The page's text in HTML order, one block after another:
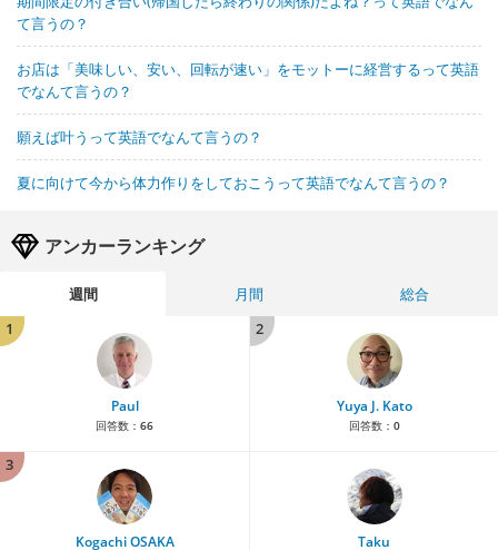
て言うの？
お店は「美味しい、安い、回転が速い」をモットーに経営するって英語
でなんて言うの？
願えば叶うって英語でなんて言うの？
夏に向けて今から体力作りをしておこうって英語でなんて言うの？
アンカーランキング
週間 月間
総合
1
Paul
回答数： 66
2
Yuya J. Kato
回答数： 0
3
Kogachi OSAKA Taku